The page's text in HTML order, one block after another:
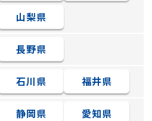
山梨県
長野県
石川県 福井県
静岡県
愛知県